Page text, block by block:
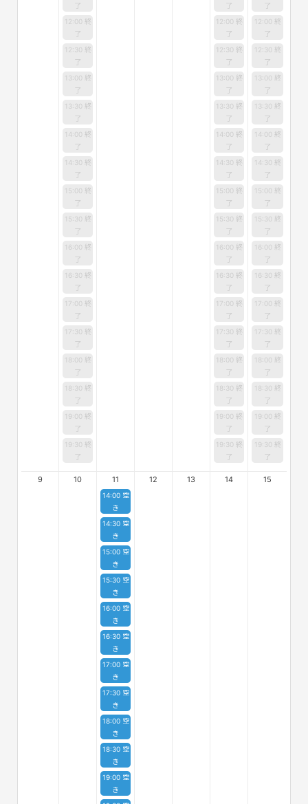
了
12:00 終
了
12:30 終
了
13:00 終
了
13:30 終
了
14:00 終
了
14:30 終
了
15:00 終
了
15:30 終
了
16:00 終
了
16:30 終
了
17:00 終
了
17:30 終
了
18:00 終
了
18:30 終
了
19:00 終
了
19:30 終
了
了
12:00 終
了
12:30 終
了
13:00 終
了
13:30 終
了
14:00 終
了
14:30 終
了
15:00 終
了
15:30 終
了
16:00 終
了
16:30 終
了
17:00 終
了
17:30 終
了
18:00 終
了
18:30 終
了
19:00 終
了
19:30 終
了
了
12:00 終
了
12:30 終
了
13:00 終
了
13:30 終
了
14:00 終
了
14:30 終
了
15:00 終
了
15:30 終
了
16:00 終
了
16:30 終
了
17:00 終
了
17:30 終
了
18:00 終
了
18:30 終
了
19:00 終
了
19:30 終
了
9 10 11
14:00 空
き
14:30 空
き
15:00 空
き
15:30 空
き
16:00 空
き
16:30 空
き
17:00 空
き
17:30 空
き
18:00 空
き
18:30 空
き
19:00 空
き
12 13 14 15